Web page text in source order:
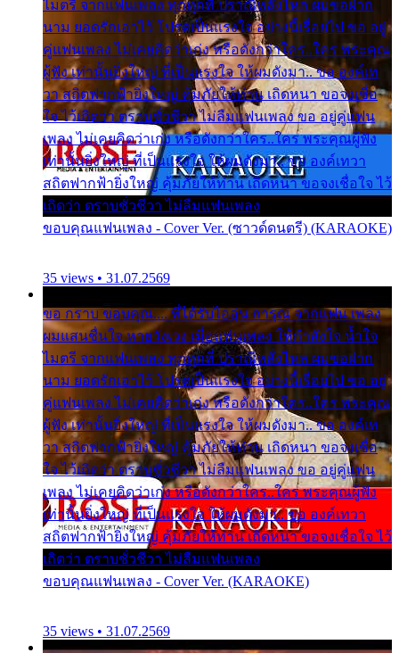
ไมตรี จากแฟนเพลง ทุกทุกที่ ปราณีหลั่งไหล ผมขอฝาก
นาม ยอดรักเอาไว้ โปรดเป็นแรงใจ อย่างนี้เรื่อยไป ขอ อยู่
คู่แฟนเพลง ไม่เคยคิดว่าเก่ง หรือดังกว่าใคร..ใคร พระคุณ
ผู้ฟัง เท่านั้นยิ่งใหญ่ ที่เป็นแรงใจ ให้ผมดังมา.. ขอ องค์เท
วา สถิตฟากฟ้ายิ่งใหญ่ คุ้มภัยให้ท่าน เถิดหนา ขอจงเชื่อ
ใจ ไว้เถิดว่า ตราบชั่วชีวา ไม่ลืมแฟนเพลง ขอ อยู่คู่แฟน
เพลง ไม่เคยคิดว่าเก่ง หรือดังกว่าใคร..ใคร พระคุณผู้ฟัง
เท่านั้นยิ่งใหญ่ ที่เป็นแรงใจ ให้ผมดังมา.. ขอ องค์เทวา
สถิตฟากฟ้ายิ่งใหญ่ คุ้มภัยให้ท่าน เถิดหนา ขอจงเชื่อใจ ไว้
เถิดว่า ตราบชั่วชีวา ไม่ลืมแฟนเพลง
ขอบคุณแฟนเพลง - Cover Ver. (ซาวด์ดนตรี) (KARAOKE)
35 views • 31.07.2569
ขอ กราบ ขอบคุณ.... ที่ได้รับไออุ่น การุณ จากแฟน เพลง
ผมแสนชื่นใจ หายวังเวง เมื่อแฟนเพลง ให้กำลังใจ น้ำใจ
ไมตรี จากแฟนเพลง ทุกทุกที่ ปราณีหลั่งไหล ผมขอฝาก
นาม ยอดรักเอาไว้ โปรดเป็นแรงใจ อย่างนี้เรื่อยไป ขอ อยู่
คู่แฟนเพลง ไม่เคยคิดว่าเก่ง หรือดังกว่าใคร..ใคร พระคุณ
ผู้ฟัง เท่านั้นยิ่งใหญ่ ที่เป็นแรงใจ ให้ผมดังมา.. ขอ องค์เท
วา สถิตฟากฟ้ายิ่งใหญ่ คุ้มภัยให้ท่าน เถิดหนา ขอจงเชื่อ
ใจ ไว้เถิดว่า ตราบชั่วชีวา ไม่ลืมแฟนเพลง ขอ อยู่คู่แฟน
เพลง ไม่เคยคิดว่าเก่ง หรือดังกว่าใคร..ใคร พระคุณผู้ฟัง
เท่านั้นยิ่งใหญ่ ที่เป็นแรงใจ ให้ผมดังมา.. ขอ องค์เทวา
สถิตฟากฟ้ายิ่งใหญ่ คุ้มภัยให้ท่าน เถิดหนา ขอจงเชื่อใจ ไว้
เถิดว่า ตราบชั่วชีวา ไม่ลืมแฟนเพลง
ขอบคุณแฟนเพลง - Cover Ver. (KARAOKE)
35 views • 31.07.2569